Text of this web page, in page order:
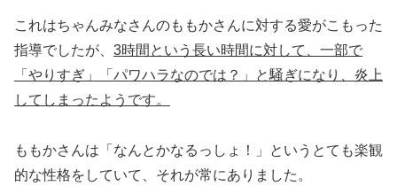
これはちゃんみなさんのももかさんに対する愛がこもった
指導でしたが、 3時間という長い時間に対して、一部で
「やりすぎ」「パワハラなのでは？」と騒ぎになり、炎上
してしまったようです。
ももかさんは「なんとかなるっしょ！」というとても楽観
的な性格をしていて、それが常にありました。